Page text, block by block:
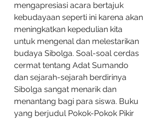
mengapresiasi acara bertajuk
kebudayaan seperti ini karena akan
meningkatkan kepedulian kita
untuk mengenal dan melestarikan
budaya Sibolga. Soal-soal cerdas
cermat tentang Adat Sumando
dan sejarah-sejarah berdirinya
Sibolga sangat menarik dan
menantang bagi para siswa. Buku
yang berjudul Pokok-Pokok Pikir